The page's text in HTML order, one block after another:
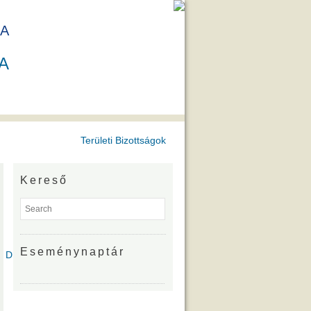
Díjazottjai
Területi Bizottságok
Kereső
Eseménynaptár